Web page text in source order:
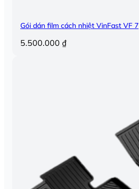
Gói dán film cách nhiệt VinFast VF 7
5.500.000 ₫